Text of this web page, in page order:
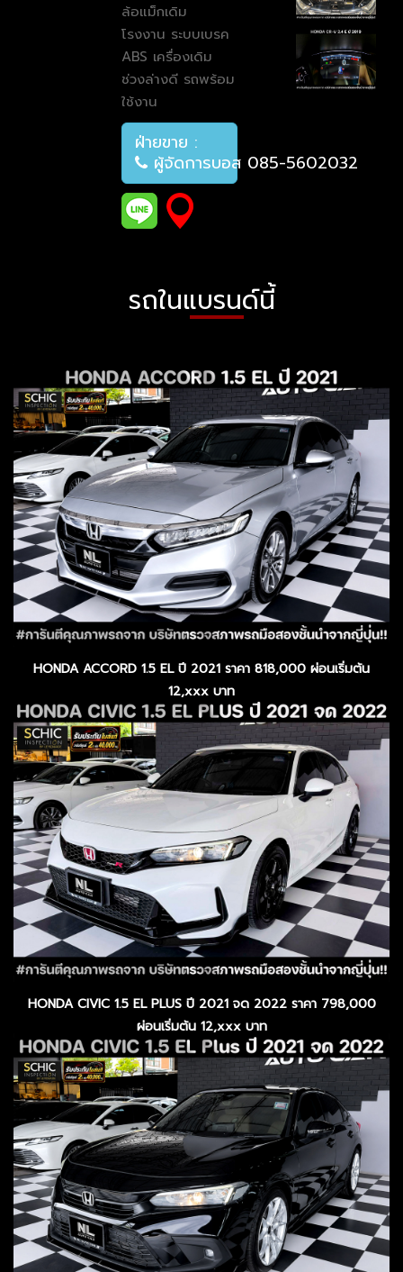
ล้อแม็กเดิม
โรงงาน ระบบเบรค
ABS เครื่องเดิม
ช่วงล่างดี รถพร้อม
ใช้งาน
ฝ่ายขาย :
ผู้จัดการบอส 085-5602032
รถในแบรนด์นี้
HONDA ACCORD 1.5 EL ปี 2021 ราคา 818,000 ผ่อนเริ่มต้น
12,xxx บาท
HONDA CIVIC 1.5 EL PLUS ปี 2021 จด 2022 ราคา 798,000
ผ่อนเริ่มต้น 12,xxx บาท